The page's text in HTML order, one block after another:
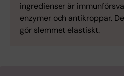
ingredienser är
enzymer och antikroppar.
gör slemmet elastiskt.